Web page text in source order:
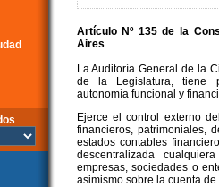
Artículo Nº 135 de la
Aires
La Auditoría General de la
de la Legislatura, tiene
autonomía funcional y
Ejerce el control externo
financieros, patrimoniales,
estados contables
descentralizada
empresas, sociedades o
asimismo sobre la cuenta de